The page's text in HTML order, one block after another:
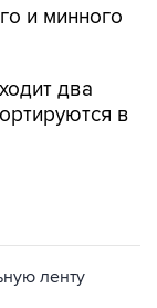
и минного
два
в
ленту